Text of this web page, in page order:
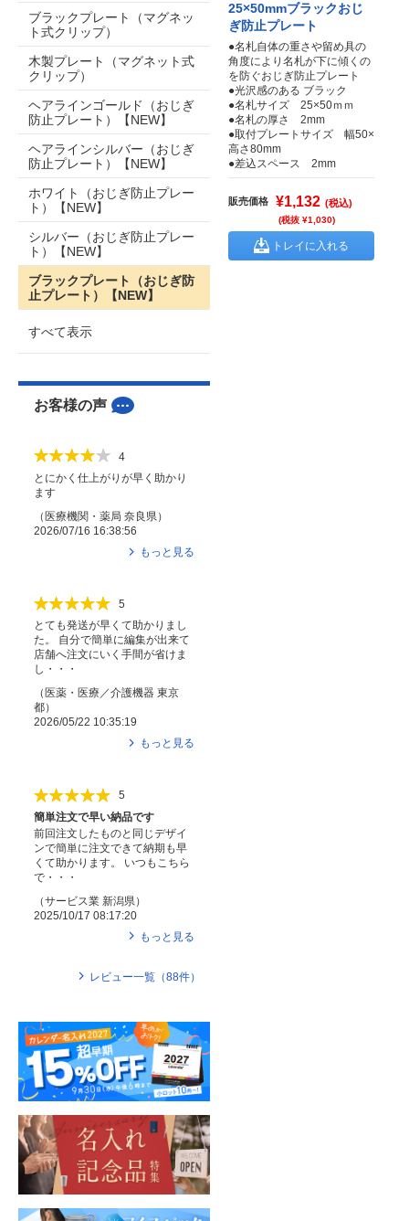
25×50mmブラックおじ
ぎ防止プレート
●名札自体の重さや留め具の
角度により名札が下に傾くの
を防ぐおじぎ防止プレート
●光沢感のある ブラック
●名札サイズ 25×50ｍｍ
●名札の厚さ 2mm
●取付プレートサイズ 幅50×
高さ80mm
●差込スペース 2mm
販売価格 ¥1,132 (税込)
(税抜 ¥1,030)
トレイに入れる
ブラックプレート（マグネッ
ト式クリップ）
木製プレート（マグネット式
クリップ）
ヘアラインゴールド（おじぎ
防止プレート）【NEW】
ヘアラインシルバー（おじぎ
防止プレート）【NEW】
ホワイト（おじぎ防止プレー
ト）【NEW】
シルバー（おじぎ防止プレー
ト）【NEW】
ブラックプレート（おじぎ防
止プレート）【NEW】
すべて表示
お客様の声
4
とにかく仕上がりが早く助かり
ます
（医療機関・薬局 奈良県 ）
2026/07/16 16:38:56
もっと見る
5
とても発送が早くて助かりまし
た。 自分で簡単に編集が出来て
店舗へ注文にいく手間が省けま
し・・・
（ 医薬・医療／介護機器 東京
都）
2026/05/22 10:35:19
もっと見る
5
簡単注文で早い納品です
前回注文したものと同じデザイ
ンで簡単に注文できて納期も早
くて助かります。 いつもこちら
で・・・
（サービス業 新潟県 ）
2025/10/17 08:17:20
もっと見る
レビュー一覧（88件）